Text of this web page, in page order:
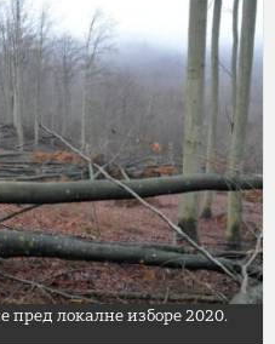
пред локалне изборе 2020.